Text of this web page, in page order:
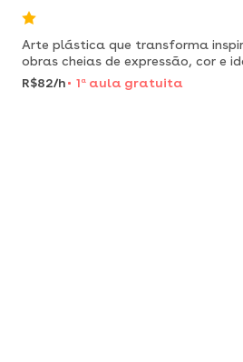
Arte plástica que transforma
obras cheias de expressão, cor e
criações em arte plástica feitas
contar histórias e marcar quem
R$82/h 1 aaula gratuita